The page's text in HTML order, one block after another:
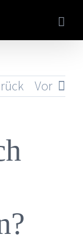
Vor